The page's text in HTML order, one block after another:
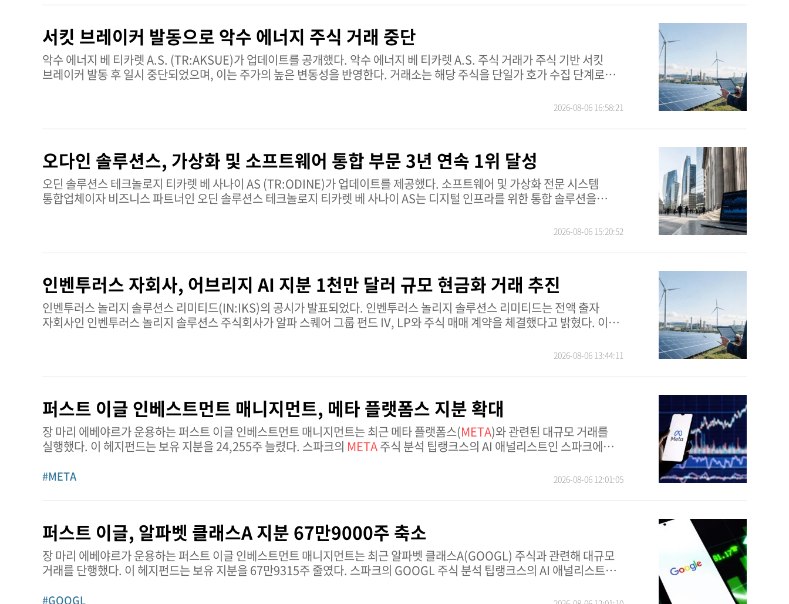
수 있는 동사 주식을 둘러싼 단기 리스크와 변동성이 높아졌음을 시사한다. 모간 에너지 야티림 홀딩 상세 정보 모간 에너지
야티림 홀딩은 에너지 투자 부문에서 사업을 영위하며, 발전 및 관련 인프라 프로젝트에 주력하고 있다. 동사는 조직화된 증권
시장에 참여하고 있으며, 동사 주식은 변동성을 관리하고 질서 있는 거래를 보장하기 위해 고안된 서킷브레이커와 같은 거래소
거래 규칙 및 메커니즘의 적용을 받는다. 평균 거래량: 26,564,199 기술적 신호: 매수 현재 시가총액: 41.43B TRY MOGAN
주식에 대한 심층 분석은 팁랭크스 개요 페이지에서 확인할 수 있다.
서킷 브레이커 발동으로 악수 에너지 주식 거래 중단
악수 에너지 베 티카렛 A.S. (TR:AKSUE)가 업데이트를 공개했다. 악수 에너지 베 티카렛 A.S. 주식 거래가 주식 기반 서킷
브레이커 발동 후 일시 중단되었으며, 이는 주가의 높은 변동성을 반영한다. 거래소는 해당 주식을 단일가 호가 수집 단계로
회사 주식은 변동성을 관리하고 질서 있는 거래를 보호하기 위해 고안된 서킷 브레이커와 같은 시장 전반의 메커니즘 적용
대상이다.평균 거래량: 2,394,884기술적 매매 신호: 매수현재 시가총액: 27억 4천만 터키 리라 AKSUE 주식에 대한 자세한
정보는 팁랭크스 주식 분석 페이지에서 확인할 수 있다.
2026-08-06 16:58:21
오다인 솔루션스, 가상화 및 소프트웨어 통합 부문 3년 연속 1위 달성
오딘 솔루션스 테크놀로지 티카렛 베 사나이 AS (TR:ODINE)가 업데이트를 제공했다. 소프트웨어 및 가상화 전문 시스템
통합업체이자 비즈니스 파트너인 오딘 솔루션스 테크놀로지 티카렛 베 사나이 AS는 디지털 인프라를 위한 통합 솔루션을
2024년에 이어 3년 연속 이 선두 자리를 확보했다. 이러한 지속적인 1위 순위는 오딘 솔루션스의 강력한 시장 지위를
보여주며, 지속적인 운영 우수성을 나타내고 업계 이해관계자 및 잠재 고객들 사이에서 명성을 강화하고 있다. 오딘 솔루션스
테크놀로지 티카렛 베 사나이 AS 상세 정보 오딘 솔루션스 테크놀로지 티카렛 베 사나이 AS는 정보기술 부문에서 소프트웨어
및 가상화 솔루션에 집중하는 시스템 통합업체이자 비즈니스 파트너로 운영되며, 튀르키예 기술 시장에서 고급 IT 인프라 및
통합 서비스에 의존하는 고객들에게 서비스를 제공하고 있다. 평균 거래량: 586,863 기술적 신호: 보유 현재 시가총액:
2,763억 TRY ODINE 주식에 대한 자세한 정보는 팁랭크스 주식 분석 페이지를 참조하라.
2026-08-06 15:20:52
인벤투러스 자회사, 어브리지 AI 지분 1천만 달러 규모 현금화 거래 추진
인벤투러스 놀리지 솔루션스 리미티드(IN:IKS)의 공시가 발표되었다. 인벤투러스 놀리지 솔루션스 리미티드는 전액 출자
자회사인 인벤투러스 놀리지 솔루션스 주식회사가 알파 스퀘어 그룹 펀드 IV, LP와 주식 매매 계약을 체결했다고 밝혔다. 이
거래는 IKS 주식회사가 보유한 어브리지 AI 주식회사 지분의 현금화 및 일부 매각을 의미하며, 회사의 대주주나 계열사와는
구조를 변경하지 않으면서도 유동성과 자본 유연성을 강화할 수 있을 것으로 보인다. 인벤투러스 놀리지 솔루션스 리미티드
개요 인벤투러스 놀리지 솔루션스 리미티드는 기술 및 지식 솔루션 부문에서 사업을 영위하며, IKS 헬스 브랜드로 의료 중심
서비스와 플랫폼을 제공한다. 이 회사는 마하라슈트라주 나비 뭄바이에 본사를 두고 인벤투러스 놀리지 솔루션스 주식회사
같은 자회사를 활용해 전략적 투자를 보유하고 관리하며 글로벌 고객에게 서비스를 제공한다. 평균 거래량: 18,711주 기술적
매매 신호: 매수 현재 시가총액: 3,097억 루피 IKS 주식에 대한 심층 분석은 팁랭크스 개요 페이지에서 확인할 수 있다.
2026-08-06 13:44:11
퍼스트 이글 인베스트먼트 매니지먼트, 메타 플랫폼스 지분 확대
장 마리 에베야르가 운용하는 퍼스트 이글 인베스트먼트 매니지먼트는 최근 메타 플랫폼스(META)와 관련된 대규모 거래를
실행했다. 이 헤지펀드는 보유 지분을 24,255주 늘렸다. 스파크의 META주식 분석 팁랭크스의 AI 애널리스트인 스파크에
#META 2026-08-06 12:01:05
퍼스트 이글, 알파벳 클래스A 지분 67만9000주 축소
장 마리 에베야르가 운용하는 퍼스트 이글 인베스트먼트 매니지먼트는 최근 알파벳 클래스A(GOOGL) 주식과 관련해 대규모
거래를 단행했다. 이 헤지펀드는 보유 지분을 67만9315주 줄였다. 스파크의 GOOGL 주식 분석 팁랭크스의 AI 애널리스트
합리적인 주가수익비율에 기반한다. 다만 약한 기술적 모멘텀(주요 이동평균선 아래 가격 위치 및 약세 MACD)과 AI 인프라
#GOOGL